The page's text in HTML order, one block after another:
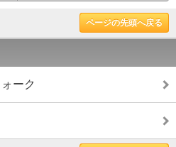
ページの先頭へ戻る
ーク